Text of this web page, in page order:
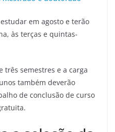
em agosto e terão
às terças e quintas-
três semestres e a carga
também deverão
de conclusão de curso